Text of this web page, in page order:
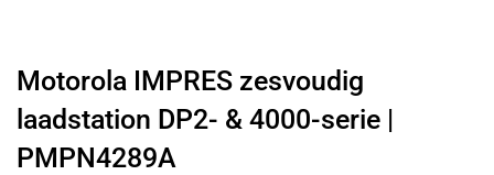
Motorola IMPRES zesvoudig
laadstation DP2- & 4000-serie |
PMPN4289A